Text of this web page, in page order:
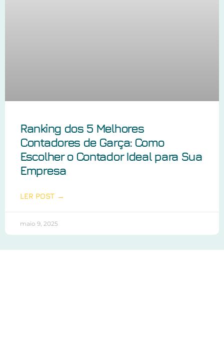
Ranking dos 5 Melhores
Contadores de Garça: Como
Escolher o Contador Ideal para Sua
Empresa
LER POST →
maio 9, 2025